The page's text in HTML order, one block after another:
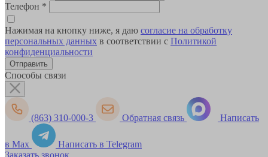
Телефон *
Нажимая на кнопку ниже, я даю согласие на обработку
персональных данных в соответствии с Политикой
конфиденциальности
Способы связи
(863) 310-000-3 Обратная связь Написать
в Max
Написать в Telegram